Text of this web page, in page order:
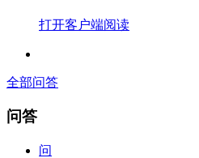
打开客户端阅读
全部问答
问答
问